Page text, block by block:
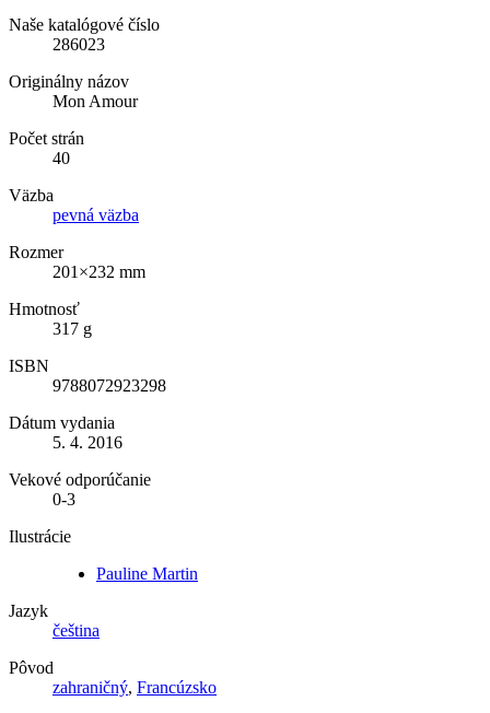
Naše katalógové číslo
286023
Originálny názov
Mon Amour
Počet strán
40
Väzba
pevná väzba
Rozmer
201×232 mm
Hmotnosť
317 g
ISBN
9788072923298
Dátum vydania
5. 4. 2016
Vekové odporúčanie
0-3
Ilustrácie
Pauline Martin
Jazyk
čeština
Pôvod
zahraničný, Francúzsko